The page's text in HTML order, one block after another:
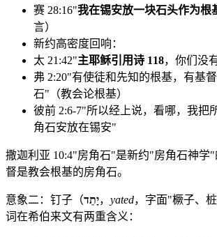
赛 28:16"我在锡安放一块石头作为根
言）
新约高密度回响：
太 21:42"主耶稣引用诗 118，你们
弗 2:20"有使徒和先知的根基，有基
石"（教会论根基）
彼前 2:6-7"所以经上说，看哪，我把
角石安放在锡安"
撒迦利亚 10:4"房角石"是新约"房角石神学
督是教会根基的房角石。
意象二：钉子（יָתֵד， yated，字面"橛子、
词在希伯来文有两重含义：